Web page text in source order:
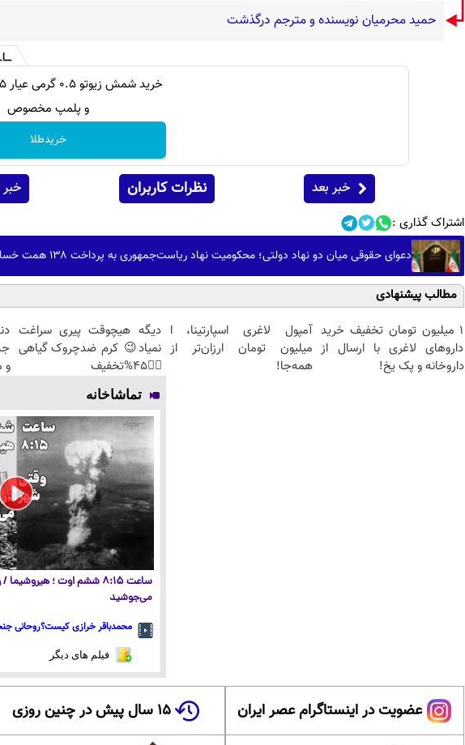
حمید محرمیان نویسنده و مترجم درگذشت
و پلمپ مخصوص
خریدطلا
خبر بعد نظرات کاربران
اشتراک گذاری :
دعوای حقوقی میان دو نهاد دولتی؛ محکومیت نهاد ریاست‌جمهوری به پرداخت ۱۳۸ همت خسارت
مطالب پیشنهادی
1 میلیون تومان تخفیف خرید
داروهای لاغری با ارسال از
داروخانه و پک یخ!
آمپول لاغری اسپارتینا، ا
میلیون تومان ارزان‌تر از
همه‌جا!
دیگه هیچوقت پیری سراغت
نمیاد😉 کرم ضدچروک گیاهی
👈🏻45%تخفیف
و
تماشاخانه
ساعت ۸:۱۵ ششم اوت ؛
می‌جوشید
محمدباقر خرازی کیست؟روحانی
فیلم های دیگر
عضویت در اینستاگرام عصر ایران ۱۵ سال پیش در چنین روزی